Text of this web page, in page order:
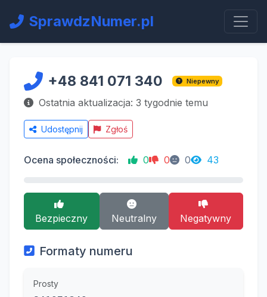
SprawdzNumer.pl
+48 841 071 340 Niepewny
Ostatnia aktualizacja: 3 tygodnie temu
Udostępnij Zgłoś
Ocena społeczności: 0 0 0 43
Bezpieczny Neutralny Negatywny
Formaty numeru
Prosty